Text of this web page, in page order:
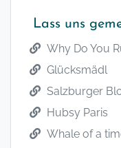
Lass uns
Why Do You
Glücksmädl
Salzburger
Hubsy Paris
Whale of a